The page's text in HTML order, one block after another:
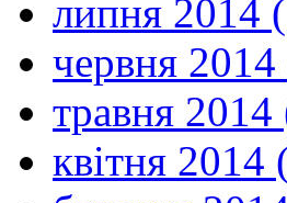
липня 2014
червня
травня 2014
квітня 2014